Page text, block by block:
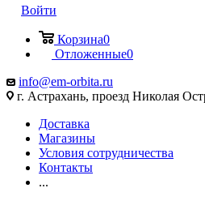
Войти
Корзина0
Отложенные0
info@em-orbita.ru
г. Астрахань, проезд Николая
Доставка
Магазины
Условия сотрудничества
Контакты
...